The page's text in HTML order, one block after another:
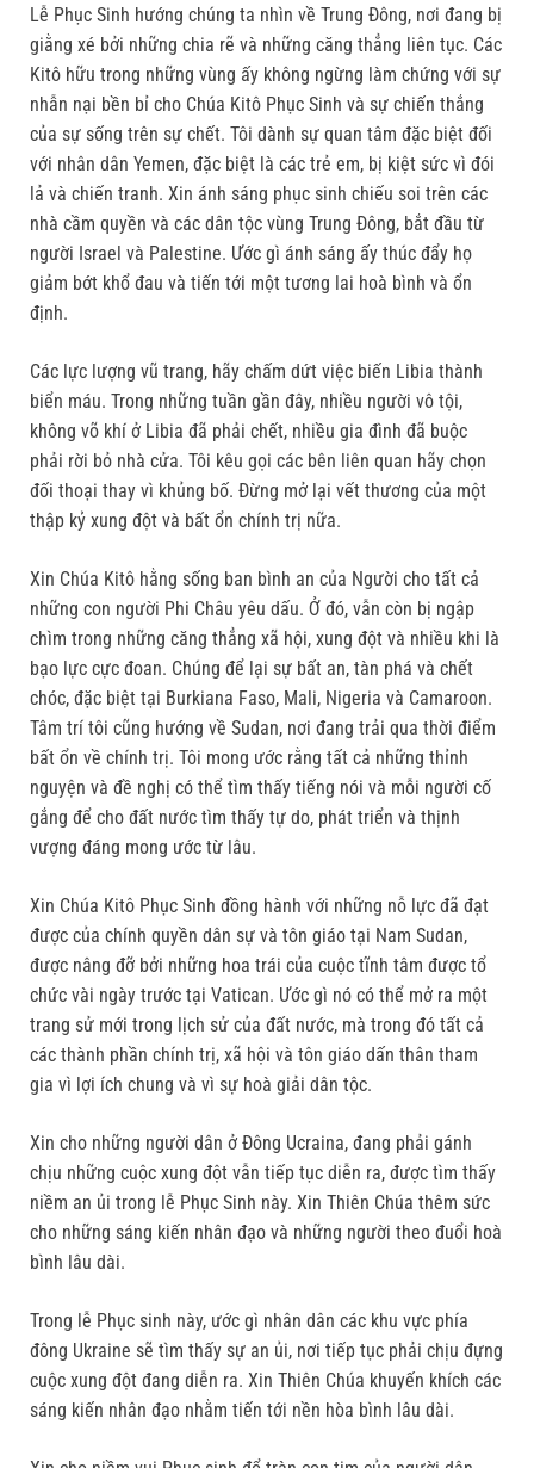
Lễ Phục Sinh hướng chúng ta nhìn về Trung Đông, nơi đang bị
giằng xé bởi những chia rẽ và những căng thẳng liên tục. Các
Kitô hữu trong những vùng ấy không ngừng làm chứng với sự
nhẫn nại bền bỉ cho Chúa Kitô Phục Sinh và sự chiến thắng
của sự sống trên sự chết. Tôi dành sự quan tâm đặc biệt đối
với nhân dân Yemen, đặc biệt là các trẻ em, bị kiệt sức vì đói
lả và chiến tranh. Xin ánh sáng phục sinh chiếu soi trên các
nhà cầm quyền và các dân tộc vùng Trung Đông, bắt đầu từ
người Israel và Palestine. Ước gì ánh sáng ấy thúc đẩy họ
giảm bớt khổ đau và tiến tới một tương lai hoà bình và ổn
định.
Các lực lượng vũ trang, hãy chấm dứt việc biến Libia thành
biển máu. Trong những tuần gần đây, nhiều người vô tội,
không võ khí ở Libia đã phải chết, nhiều gia đình đã buộc
phải rời bỏ nhà cửa. Tôi kêu gọi các bên liên quan hãy chọn
đối thoại thay vì khủng bố. Đừng mở lại vết thương của một
thập kỷ xung đột và bất ổn chính trị nữa.
Xin Chúa Kitô hằng sống ban bình an của Người cho tất cả
những con người Phi Châu yêu dấu. Ở đó, vẫn còn bị ngập
chìm trong những căng thẳng xã hội, xung đột và nhiều khi là
bạo lực cực đoan. Chúng để lại sự bất an, tàn phá và chết
chóc, đặc biệt tại Burkiana Faso, Mali, Nigeria và Camaroon.
Tâm trí tôi cũng hướng về Sudan, nơi đang trải qua thời điểm
bất ổn về chính trị. Tôi mong ước rằng tất cả những thỉnh
nguyện và đề nghị có thể tìm thấy tiếng nói và mỗi người cố
gắng để cho đất nước tìm thấy tự do, phát triển và thịnh
vượng đáng mong ước từ lâu.
Xin Chúa Kitô Phục Sinh đồng hành với những nỗ lực đã đạt
được của chính quyền dân sự và tôn giáo tại Nam Sudan,
được nâng đỡ bởi những hoa trái của cuộc tĩnh tâm được tổ
chức vài ngày trước tại Vatican. Ước gì nó có thể mở ra một
trang sử mới trong lịch sử của đất nước, mà trong đó tất cả
các thành phần chính trị, xã hội và tôn giáo dấn thân tham
gia vì lợi ích chung và vì sự hoà giải dân tộc.
Xin cho những người dân ở Đông Ucraina, đang phải gánh
chịu những cuộc xung đột vẫn tiếp tục diễn ra, được tìm thấy
niềm an ủi trong lễ Phục Sinh này. Xin Thiên Chúa thêm sức
cho những sáng kiến nhân đạo và những người theo đuổi hoà
bình lâu dài.
Trong lễ Phục sinh này, ước gì nhân dân các khu vực phía
đông Ukraine sẽ tìm thấy sự an ủi, nơi tiếp tục phải chịu đựng
cuộc xung đột đang diễn ra. Xin Thiên Chúa khuyến khích các
sáng kiến nhân đạo nhằm tiến tới nền hòa bình lâu dài.